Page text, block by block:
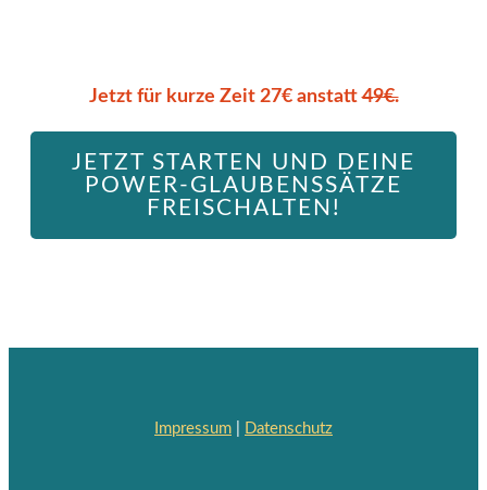
Jetzt für kurze Zeit 27€ anstatt49€.
JETZT STARTEN UND DEINE
POWER-GLAUBENSSÄTZE
FREISCHALTEN!
Impressum Datenschutz